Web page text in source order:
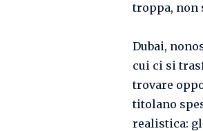
troppa, non
Dubai,
cui ci si
trovare
titolano
realistica: